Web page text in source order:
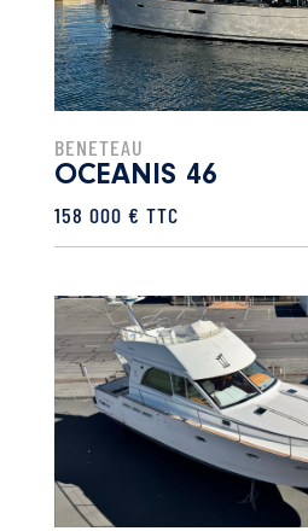
BENETEAU
OCEANIS 46
158 000 € TTC